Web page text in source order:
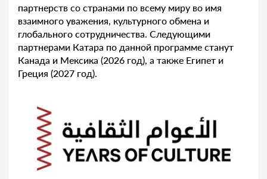
партнерств со странами по всему миру во имя
взаимного уважения, культурного обмена и
глобального сотрудничества. Следующими
партнерами Катара по данной программе станут
Канада и Мексика (2026 год), а также Египет и
Греция (2027 год).